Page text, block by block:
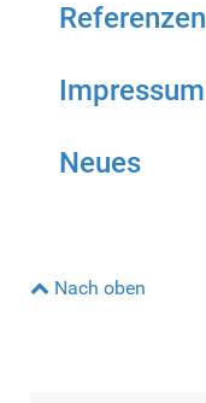
Referenzen
Impressum
Neues
Nach oben